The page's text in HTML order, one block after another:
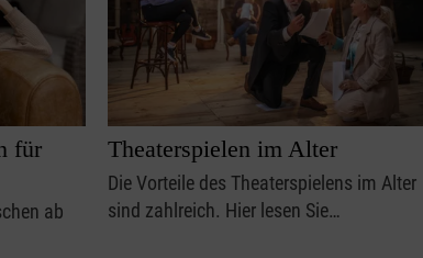
für
ab
Theaterspielen im Alter
Die Vorteile des Theaterspielens im Alter
sind zahlreich. Hier lesen Sie…